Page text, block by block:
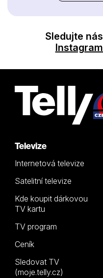
Sledujte
Televize
Internetová televize
Satelitní televize
Kde koupit dárkovou
TV kartu
TV program
Ceník
Sledovat TV
(moje.telly.cz)